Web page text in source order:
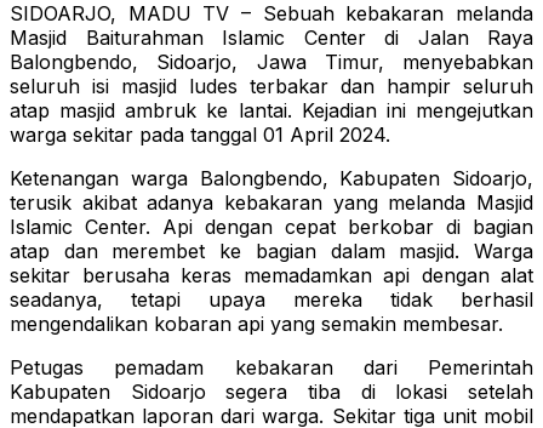
SIDOARJO, MADU TV – Sebuah kebakaran melanda
Masjid Baiturahman Islamic Center di Jalan Raya
Balongbendo, Sidoarjo, Jawa Timur, menyebabkan
seluruh isi masjid ludes terbakar dan hampir seluruh
atap masjid ambruk ke lantai. Kejadian ini mengejutkan
warga sekitar pada tanggal 01 April 2024.
Ketenangan warga Balongbendo, Kabupaten Sidoarjo,
terusik akibat adanya kebakaran yang melanda Masjid
Islamic Center. Api dengan cepat berkobar di bagian
atap dan merembet ke bagian dalam masjid. Warga
sekitar berusaha keras memadamkan api dengan alat
seadanya, tetapi upaya mereka tidak berhasil
mengendalikan kobaran api yang semakin membesar.
Petugas pemadam kebakaran dari Pemerintah
Kabupaten Sidoarjo segera tiba di lokasi setelah
mendapatkan laporan dari warga. Sekitar tiga unit mobil